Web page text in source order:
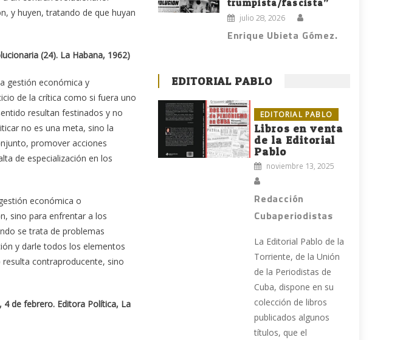
y huyen, tratando de que huyan
(24). La Habana, 1962)
gestión económica y
de la crítica como si fuera uno
resultan festinados y no
no es una meta, sino la
promover acciones
de especialización en los
económica o
sino para enfrentar a los
se trata de problemas
y darle todos los elementos
contraproducente, sino
4 de febrero. Editora Política, La
trumpista/fascista”
julio 28, 2026
Enrique Ubieta Gómez.
EDITORIAL PABLO
EDITORIAL PABLO
Libros en venta
de la Editorial
Pablo
noviembre 13, 2025
Redacción
Cubaperiodistas
La Editorial Pablo de la
Torriente, de la Unión
de la Periodistas de
Cuba, dispone en su
colección de libros
publicados algunos
títulos, que el